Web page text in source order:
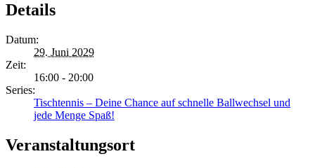
Details
Datum:
29. Juni 2029
Zeit:
16:00 - 20:00
Series:
Tischtennis – Deine Chance auf schnelle Ballwechsel und
jede Menge Spaß!
Veranstaltungsort